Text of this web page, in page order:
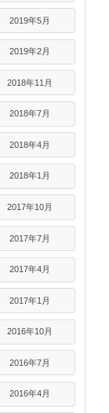
2019年5月
2019年2月
2018年11月
2018年7月
2018年4月
2018年1月
2017年10月
2017年7月
2017年4月
2017年1月
2016年10月
2016年7月
2016年4月